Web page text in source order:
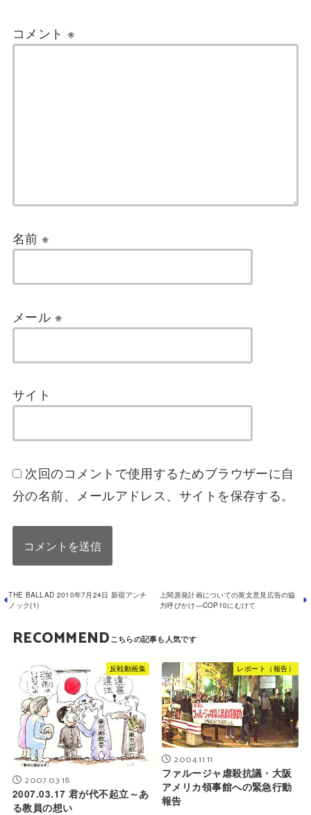
コメント ※
名前 ※
メール ※
サイト
次回のコメントで使用するためブラウザーに自
分の名前、メールアドレス、サイトを保存する。
上関原発計画についての英文意見広告の協
力呼びかけ―COP10にむけて
THE BALLAD 2010年7月24日 新宿アンチ
ノック(1)
RECOMMEND
反戦動画集
2007.03.18
2007.03.17 君が代不起立～あ
る教員の想い
レポート（報告）
2004.11.11
ファルージャ虐殺抗議・大阪
アメリカ領事館への緊急行動
報告